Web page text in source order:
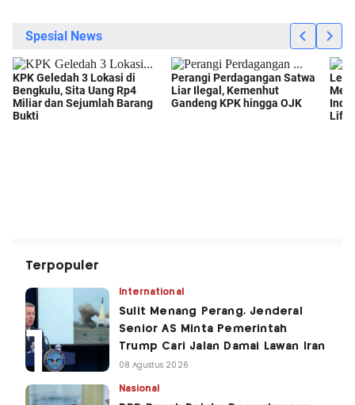
Terpopuler
International
Sulit Menang Perang, Jenderal
Senior AS Minta Pemerintah
Trump Cari Jalan Damai Lawan Iran
08 Agustus 2026
Nasional